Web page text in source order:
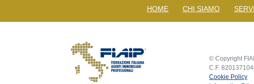
HOME CHI SIAMO
© Copyright
C.F.
Cookie Policy